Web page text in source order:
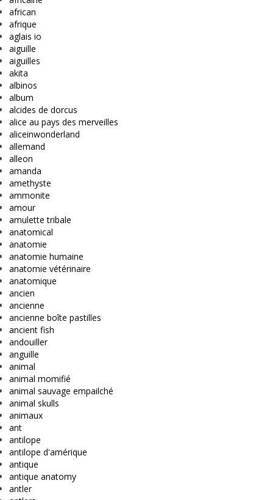
african
afrique
aglais io
aiguille
aiguilles
akita
albinos
album
alcides de dorcus
alice au pays des merveilles
aliceinwonderland
allemand
alleon
amanda
amethyste
ammonite
amour
amulette tribale
anatomical
anatomie
anatomie humaine
anatomie vétérinaire
anatomique
ancien
ancienne
ancienne boîte pastilles
ancient fish
andouiller
anguille
animal
animal momifié
animal sauvage empailché
animal skulls
animaux
ant
antilope
antilope d'amérique
antique
antique anatomy
antler